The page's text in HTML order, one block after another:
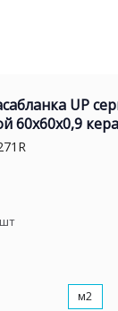
UP
60x60x0,9
шт
м2